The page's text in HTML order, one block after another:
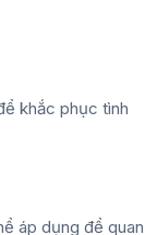
khắc phục tình
áp dụng để quan